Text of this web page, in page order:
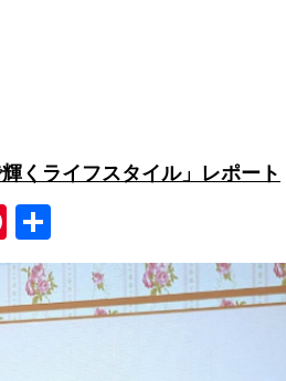
くライフスタイル」レポート
Pi
nt
er
e
有